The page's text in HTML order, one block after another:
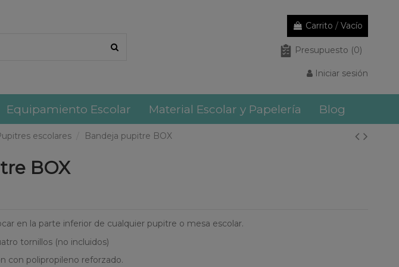
Carrito / Vacío
Presupuesto (0)
Iniciar sesión
Equipamiento Escolar Material Escolar y Papelería Blog
escolares Bandeja pupitre BOX
BOX
en la parte inferior de cualquier pupitre o mesa escolar.
tornillos (no incluidos)
con polipropileno reforzado.